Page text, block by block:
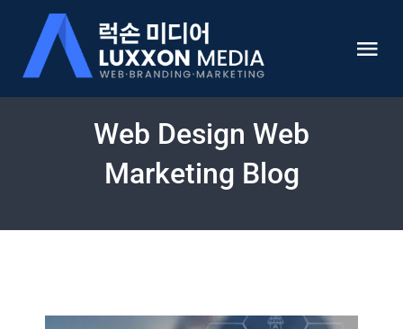
content
럭손미디어 소개
미국 웹사이트 개발 전문
Web Design Web
Marketing Blog